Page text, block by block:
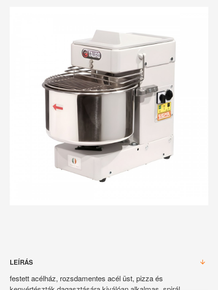
LEÍRÁS
festett acélház, rozsdamentes acél üst, pizza és